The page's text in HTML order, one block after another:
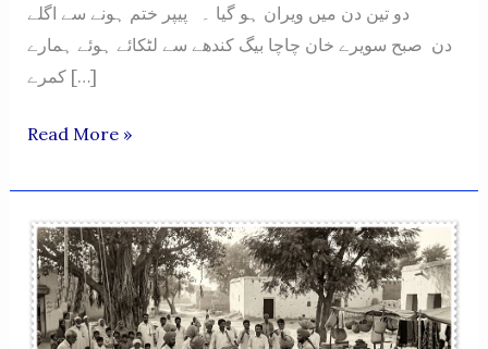
دو تین دن میں ویران ہو گیا ۔ پیپر ختم ہونے سے اگلے
دن صبح سویرے خان چاچا بیگ کندھے سے لٹکائے ہوئے ہمارے
کمرے […]
MERA
–
SEPTEMBER
2025
Read More »